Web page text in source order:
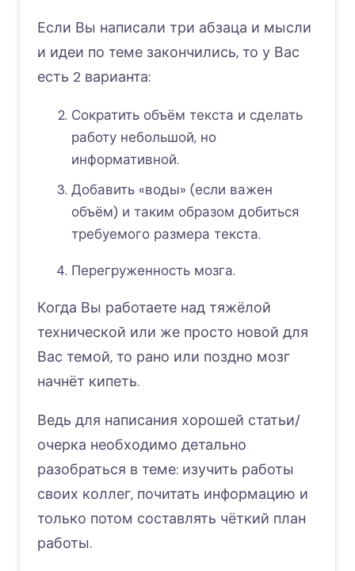
Если Вы написали три абзаца и мысли
и идеи по теме закончились, то у Вас
есть 2 варианта:
Сократить объём текста и сделать
работу небольшой, но
информативной.
Добавить «воды» (если важен
объём) и таким образом добиться
требуемого размера текста.
Перегруженность мозга.
Когда Вы работаете над тяжёлой
технической или же просто новой для
Вас темой, то рано или поздно мозг
начнёт кипеть.
Ведь для написания хорошей статьи/
очерка необходимо детально
разобраться в теме: изучить работы
своих коллег, почитать информацию и
только потом составлять чёткий план
работы.